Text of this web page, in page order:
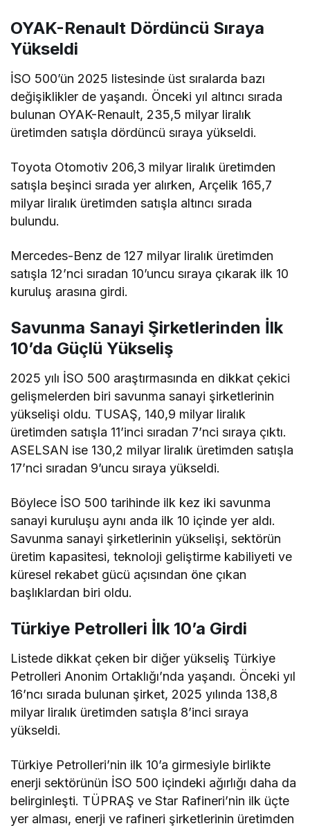
OYAK-Renault Dördüncü Sıraya
Yükseldi
İSO 500’ün 2025 listesinde üst sıralarda bazı
değişiklikler de yaşandı. Önceki yıl altıncı sırada
bulunan OYAK-Renault, 235,5 milyar liralık
üretimden satışla dördüncü sıraya yükseldi.
Toyota Otomotiv 206,3 milyar liralık üretimden
satışla beşinci sırada yer alırken, Arçelik 165,7
milyar liralık üretimden satışla altıncı sırada
bulundu.
Mercedes-Benz de 127 milyar liralık üretimden
satışla 12’nci sıradan 10’uncu sıraya çıkarak ilk 10
kuruluş arasına girdi.
Savunma Sanayi Şirketlerinden İlk
10’da Güçlü Yükseliş
2025 yılı İSO 500 araştırmasında en dikkat çekici
gelişmelerden biri savunma sanayi şirketlerinin
yükselişi oldu. TUSAŞ, 140,9 milyar liralık
üretimden satışla 11’inci sıradan 7’nci sıraya çıktı.
ASELSAN ise 130,2 milyar liralık üretimden satışla
17’nci sıradan 9’uncu sıraya yükseldi.
Böylece İSO 500 tarihinde ilk kez iki savunma
sanayi kuruluşu aynı anda ilk 10 içinde yer aldı.
Savunma sanayi şirketlerinin yükselişi, sektörün
üretim kapasitesi, teknoloji geliştirme kabiliyeti ve
küresel rekabet gücü açısından öne çıkan
başlıklardan biri oldu.
Türkiye Petrolleri İlk 10’a Girdi
Listede dikkat çeken bir diğer yükseliş Türkiye
Petrolleri Anonim Ortaklığı’nda yaşandı. Önceki yıl
16’ncı sırada bulunan şirket, 2025 yılında 138,8
milyar liralık üretimden satışla 8’inci sıraya
yükseldi.
Türkiye Petrolleri’nin ilk 10’a girmesiyle birlikte
enerji sektörünün İSO 500 içindeki ağırlığı daha da
belirginleşti. TÜPRAŞ ve Star Rafineri’nin ilk üçte
yer alması, enerji ve rafineri şirketlerinin üretimden